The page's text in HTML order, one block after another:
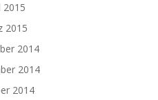
2015
2015
2014
2014
2014